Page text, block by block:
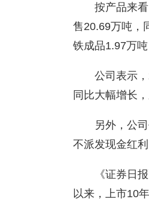
按产品来
售20.69万吨，
铁成品1.97万
公司表示
同比大幅增长
另外，公
不派发现金红
《证券日
以来，上市10